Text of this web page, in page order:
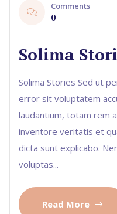
Comments
0
Solima
Solima Stories Sed ut
error sit voluptatem
laudantium, totam rem
inventore veritatis et
dicta sunt explicabo.
voluptas...
Read More